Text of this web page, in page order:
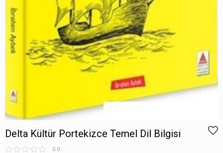
Delta Kültür Portekizce Temel Dil Bilgisi
0.0